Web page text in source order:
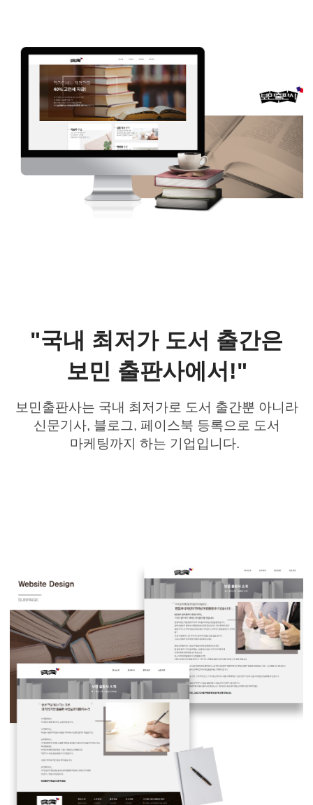
"국내 최저가 도서 출간은
보민 출판사에서!"
보민출판사는 국내 최저가로 도서 출간뿐 아니라
신문기사, 블로그, 페이스북 등록으로 도서
마케팅까지 하는 기업입니다.